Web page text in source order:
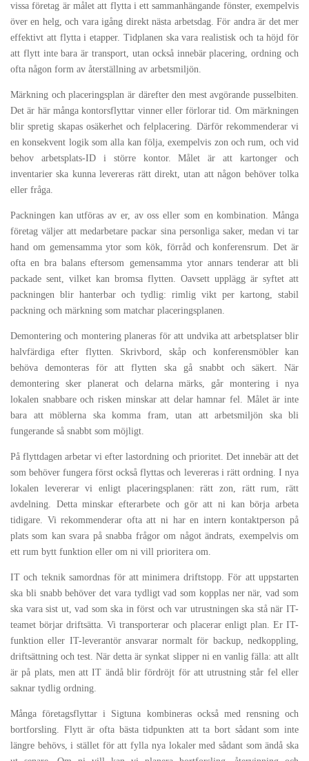
vissa företag är målet att flytta i ett sammanhängande fönster, exempelvis
över en helg, och vara igång direkt nästa arbetsdag. För andra är det mer
effektivt att flytta i etapper. Tidplanen ska vara realistisk och ta höjd för
att flytt inte bara är transport, utan också innebär placering, ordning och
ofta någon form av återställning av arbetsmiljön.
Märkning och placeringsplan är därefter den mest avgörande pusselbiten.
Det är här många kontorsflyttar vinner eller förlorar tid. Om märkningen
blir spretig skapas osäkerhet och felplacering. Därför rekommenderar vi
en konsekvent logik som alla kan följa, exempelvis zon och rum, och vid
behov arbetsplats-ID i större kontor. Målet är att kartonger och
inventarier ska kunna levereras rätt direkt, utan att någon behöver tolka
eller fråga.
Packningen kan utföras av er, av oss eller som en kombination. Många
företag väljer att medarbetare packar sina personliga saker, medan vi tar
hand om gemensamma ytor som kök, förråd och konferensrum. Det är
ofta en bra balans eftersom gemensamma ytor annars tenderar att bli
packade sent, vilket kan bromsa flytten. Oavsett upplägg är syftet att
packningen blir hanterbar och tydlig: rimlig vikt per kartong, stabil
packning och märkning som matchar placeringsplanen.
Demontering och montering planeras för att undvika att arbetsplatser blir
halvfärdiga efter flytten. Skrivbord, skåp och konferensmöbler kan
behöva demonteras för att flytten ska gå snabbt och säkert. När
demontering sker planerat och delarna märks, går montering i nya
lokalen snabbare och risken minskar att delar hamnar fel. Målet är inte
bara att möblerna ska komma fram, utan att arbetsmiljön ska bli
fungerande så snabbt som möjligt.
På flyttdagen arbetar vi efter lastordning och prioritet. Det innebär att det
som behöver fungera först också flyttas och levereras i rätt ordning. I nya
lokalen levererar vi enligt placeringsplanen: rätt zon, rätt rum, rätt
avdelning. Detta minskar efterarbete och gör att ni kan börja arbeta
tidigare. Vi rekommenderar ofta att ni har en intern kontaktperson på
plats som kan svara på snabba frågor om något ändrats, exempelvis om
ett rum bytt funktion eller om ni vill prioritera om.
IT och teknik samordnas för att minimera driftstopp. För att uppstarten
ska bli snabb behöver det vara tydligt vad som kopplas ner när, vad som
ska vara sist ut, vad som ska in först och var utrustningen ska stå när IT-
teamet börjar driftsätta. Vi transporterar och placerar enligt plan. Er IT-
funktion eller IT-leverantör ansvarar normalt för backup, nedkoppling,
driftsättning och test. När detta är synkat slipper ni en vanlig fälla: att allt
är på plats, men att IT ändå blir fördröjt för att utrustning står fel eller
saknar tydlig ordning.
Många företagsflyttar i Sigtuna kombineras också med rensning och
bortforsling. Flytt är ofta bästa tidpunkten att ta bort sådant som inte
längre behövs, i stället för att fylla nya lokaler med sådant som ändå ska